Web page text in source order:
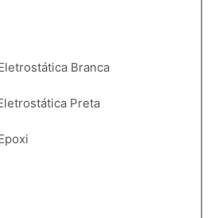
Branca
Preta